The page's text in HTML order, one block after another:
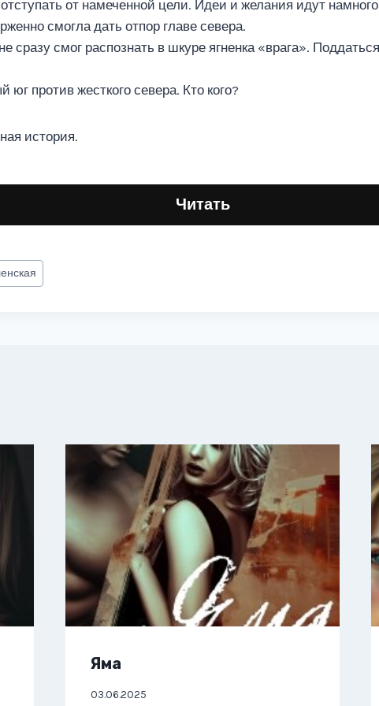
от намеченной цели. Идеи и желания идут
смогла дать отпор главе севера.
сразу смог распознать в шкуре ягненка «врага».
против жесткого севера. Кто кого?
история.
Читать
Яма
03.06.2025